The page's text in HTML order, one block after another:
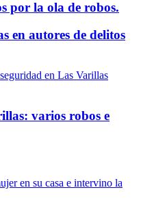
por la ola de robos.
en autores de delitos
varios robos e